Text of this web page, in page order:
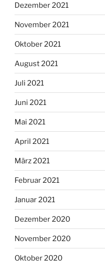
Dezember 2021
November 2021
Oktober 2021
August 2021
Juli 2021
Juni 2021
Mai 2021
April 2021
März 2021
Februar 2021
Januar 2021
Dezember 2020
November 2020
Oktober 2020